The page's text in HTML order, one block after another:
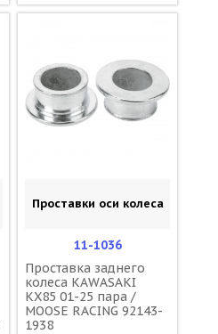
Проставки оси колеса
11-1036
Проставка заднего
колеса KAWASAKI
KX85 01-25 пара /
MOOSE RACING 92143-
1938